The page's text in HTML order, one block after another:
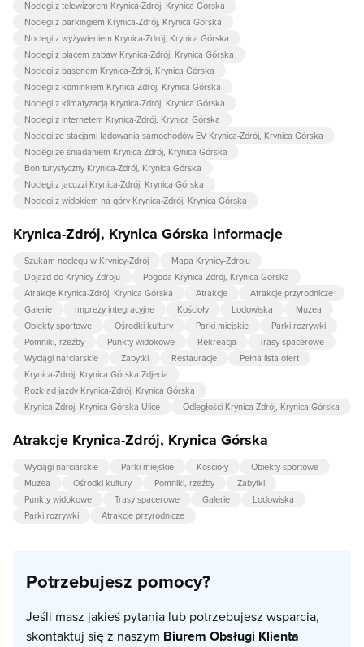
Noclegi z telewizorem Krynica-Zdrój, Krynica Górska
Noclegi z parkingiem Krynica-Zdrój, Krynica Górska
Noclegi z wyżywieniem Krynica-Zdrój, Krynica Górska
Noclegi z placem zabaw Krynica-Zdrój, Krynica Górska
Noclegi z basenem Krynica-Zdrój, Krynica Górska
Noclegi z kominkiem Krynica-Zdrój, Krynica Górska
Noclegi z klimatyzacją Krynica-Zdrój, Krynica Górska
Noclegi z internetem Krynica-Zdrój, Krynica Górska
Noclegi ze stacjami ładowania samochodów EV Krynica-Zdrój, Krynica Górska
Noclegi ze śniadaniem Krynica-Zdrój, Krynica Górska
Bon turystyczny Krynica-Zdrój, Krynica Górska
Noclegi z jacuzzi Krynica-Zdrój, Krynica Górska
Noclegi z widokiem na góry Krynica-Zdrój, Krynica Górska
Krynica-Zdrój, Krynica Górska informacje
Szukam noclegu w Krynicy-Zdrój
Mapa Krynicy-Zdroju
Dojazd do Krynicy-Zdroju
Pogoda Krynica-Zdrój, Krynica Górska
Atrakcje Krynica-Zdrój, Krynica Górska
Atrakcje
Atrakcje przyrodnicze
Galerie
Imprezy integracyjne Kościoły Lodowiska
Muzea
Obiekty sportowe
Ośrodki kultury Parki miejskie
Parki rozrywki
Pomniki, rzeźby
Punkty widokowe Rekreacja
Trasy spacerowe
Wyciągi narciarskie
Zabytki Restauracje
Pełna lista ofert
Krynica-Zdrój, Krynica Górska Zdjecia
Rozkład jazdy Krynica-Zdrój, Krynica Górska
Krynica-Zdrój, Krynica Górska Ulice
Odległości Krynica-Zdrój, Krynica Górska
Atrakcje Krynica-Zdrój, Krynica Górska
Wyciągi narciarskie Parki miejskie Kościoły
Obiekty sportowe
Muzea
Ośrodki kultury Pomniki, rzeźby
Zabytki
Punkty widokowe
Trasy spacerowe Galerie
Lodowiska
Parki rozrywki
Atrakcje przyrodnicze
Potrzebujesz pomocy?
Jeśli masz jakieś pytania lub potrzebujesz wsparcia,
skontaktuj się z naszym Biurem Obsługi Klienta